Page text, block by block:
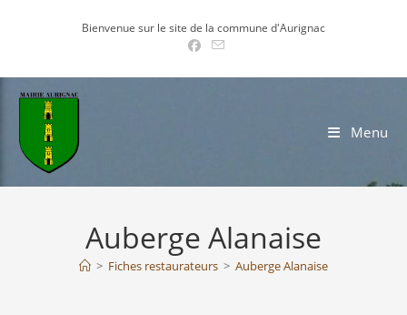
Bienvenue sur le site de la commune d'Aurignac
Menu
Auberge Alanaise
> Fiches restaurateurs > Auberge Alanaise